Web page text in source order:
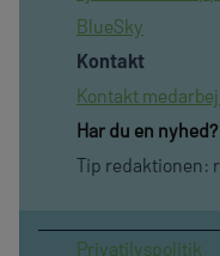
BlueSky
Kontakt
Kontakt
Har du en nyhed?
Tip redaktionen:
Privatilvspolitik